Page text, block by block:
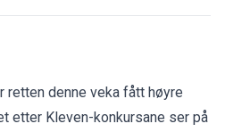
retten denne veka fått høyre
etter Kleven-konkursane ser på